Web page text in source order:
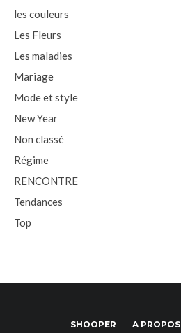
les couleurs
Les Fleurs
Les maladies
Mariage
Mode et style
New Year
Non classé
Régime
RENCONTRE
Tendances
Top
SHOOPER A PROPOS